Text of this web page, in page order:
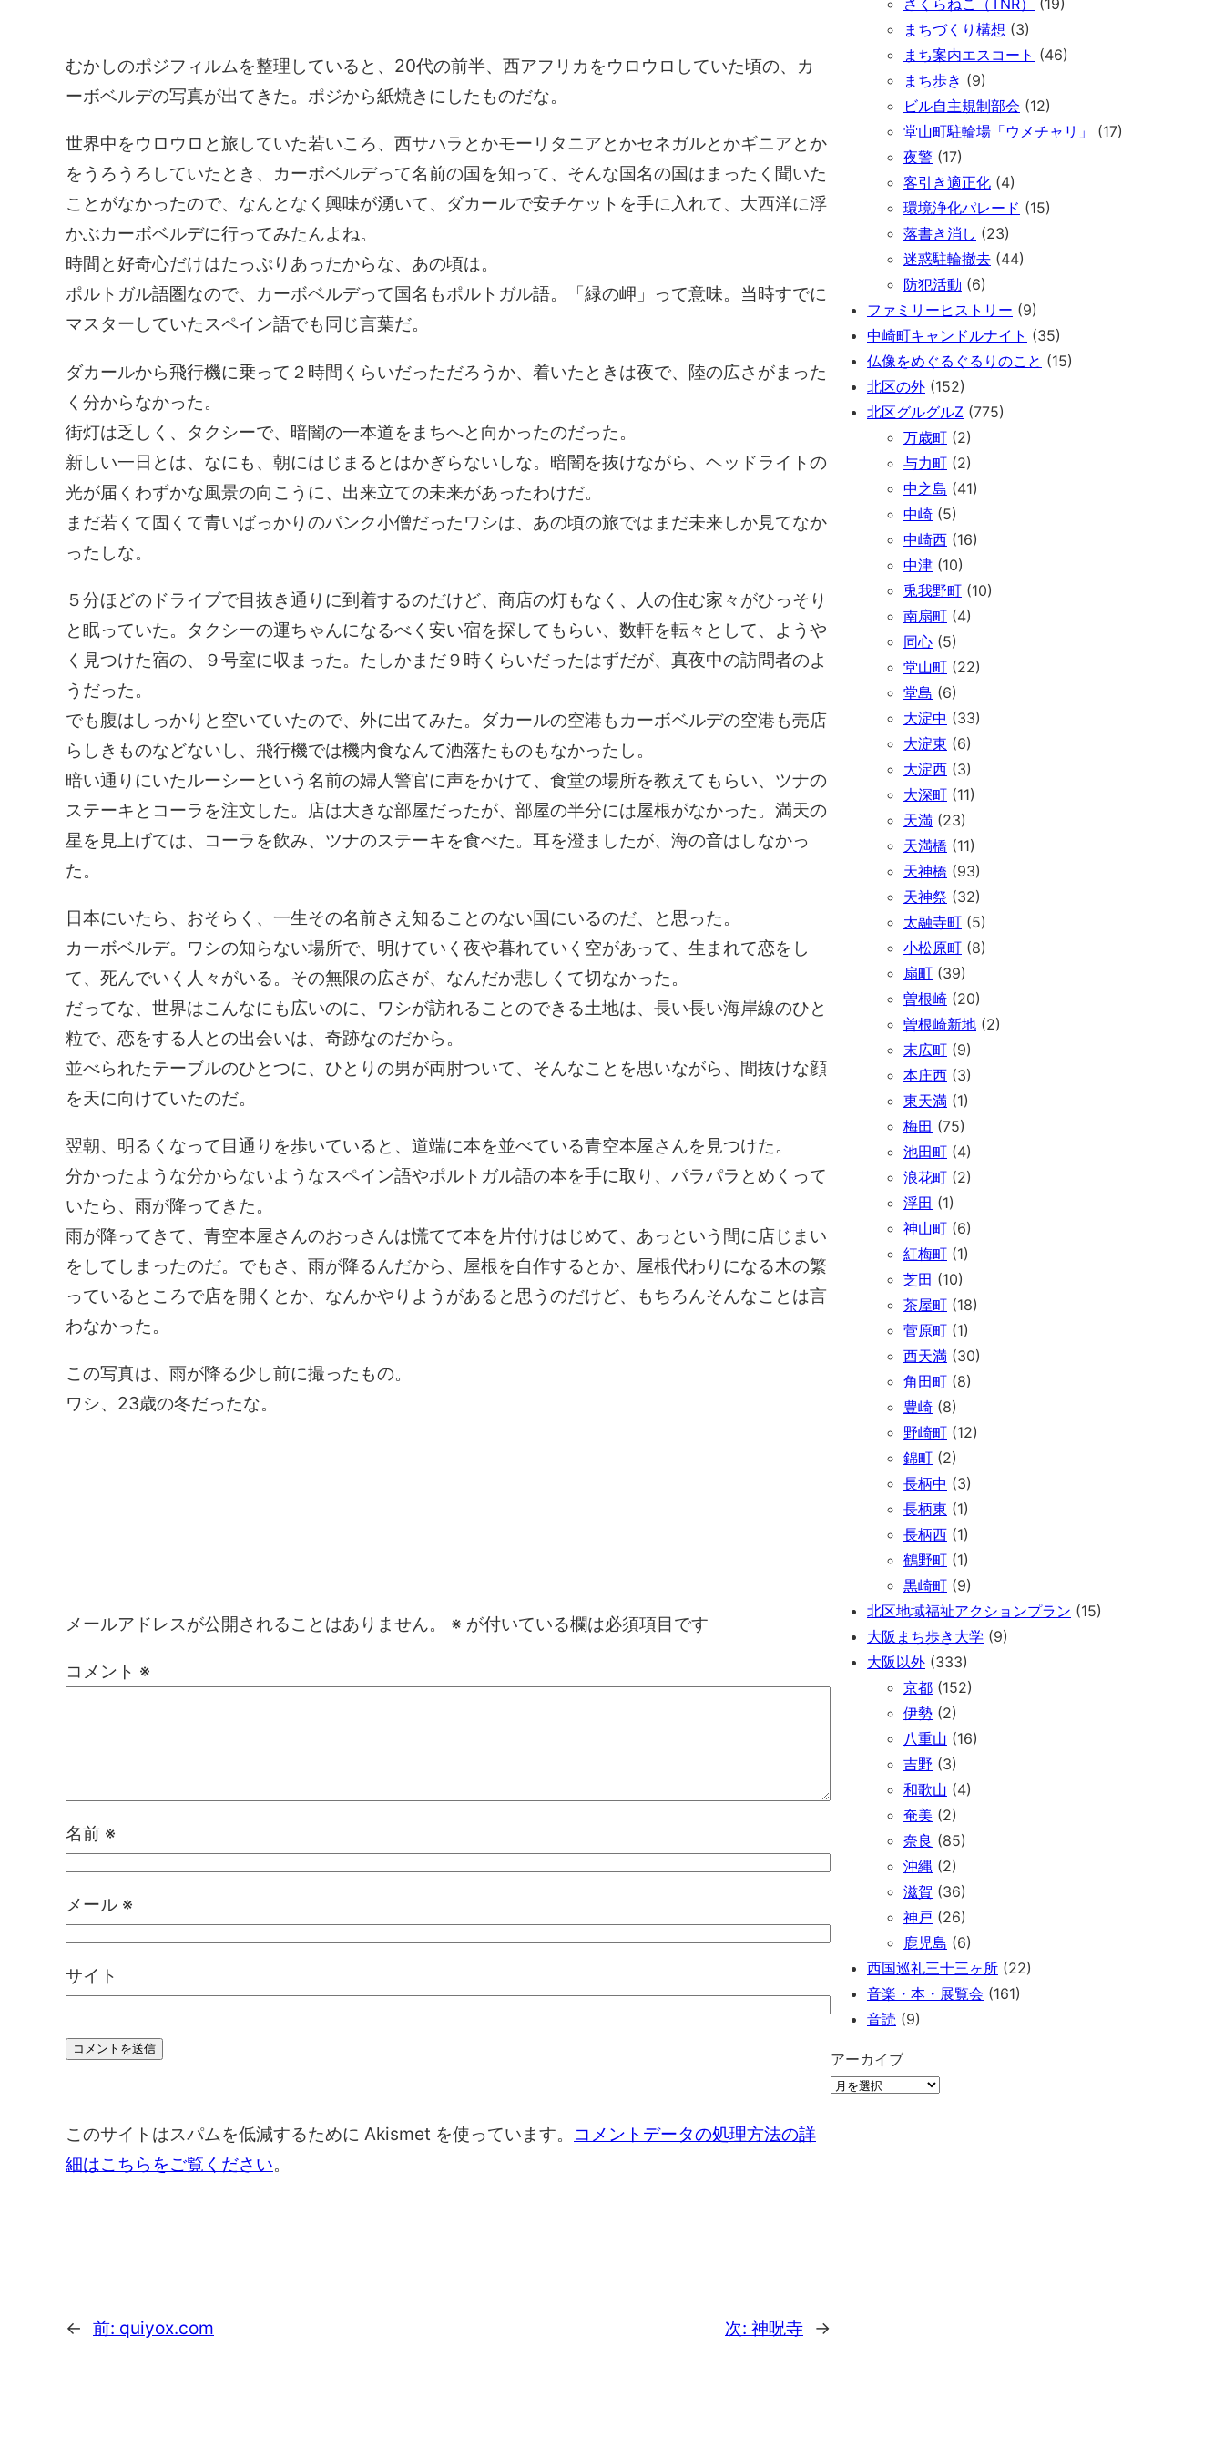
むかしのポジフィルムを整理していると、20代の前半、西アフリカをウロウロしていた頃の、カ
ーボベルデの写真が出てきた。ポジから紙焼きにしたものだな。
世界中をウロウロと旅していた若いころ、西サハラとかモーリタニアとかセネガルとかギニアとか
をうろうろしていたとき、カーボベルデって名前の国を知って、そんな国名の国はまったく聞いた
ことがなかったので、なんとなく興味が湧いて、ダカールで安チケットを手に入れて、大西洋に浮
かぶカーボベルデに行ってみたんよね。
時間と好奇心だけはたっぷりあったからな、あの頃は。
ポルトガル語圏なので、カーボベルデって国名もポルトガル語。「緑の岬」って意味。当時すでに
マスターしていたスペイン語でも同じ言葉だ。
ダカールから飛行機に乗って２時間くらいだっただろうか、着いたときは夜で、陸の広さがまった
く分からなかった。
街灯は乏しく、タクシーで、暗闇の一本道をまちへと向かったのだった。
新しい一日とは、なにも、朝にはじまるとはかぎらないしな。暗闇を抜けながら、ヘッドライトの
光が届くわずかな風景の向こうに、出来立ての未来があったわけだ。
まだ若くて固くて青いばっかりのパンク小僧だったワシは、あの頃の旅ではまだ未来しか見てなか
ったしな。
５分ほどのドライブで目抜き通りに到着するのだけど、商店の灯もなく、人の住む家々がひっそり
と眠っていた。タクシーの運ちゃんになるべく安い宿を探してもらい、数軒を転々として、ようや
く見つけた宿の、９号室に収まった。たしかまだ９時くらいだったはずだが、真夜中の訪問者のよ
うだった。
でも腹はしっかりと空いていたので、外に出てみた。ダカールの空港もカーボベルデの空港も売店
らしきものなどないし、飛行機では機内食なんて洒落たものもなかったし。
暗い通りにいたルーシーという名前の婦人警官に声をかけて、食堂の場所を教えてもらい、ツナの
ステーキとコーラを注文した。店は大きな部屋だったが、部屋の半分には屋根がなかった。満天の
星を見上げては、コーラを飲み、ツナのステーキを食べた。耳を澄ましたが、海の音はしなかっ
た。
日本にいたら、おそらく、一生その名前さえ知ることのない国にいるのだ、と思った。
カーボベルデ。ワシの知らない場所で、明けていく夜や暮れていく空があって、生まれて恋をし
て、死んでいく人々がいる。その無限の広さが、なんだか悲しくて切なかった。
だってな、世界はこんなにも広いのに、ワシが訪れることのできる土地は、長い長い海岸線のひと
粒で、恋をする人との出会いは、奇跡なのだから。
並べられたテーブルのひとつに、ひとりの男が両肘ついて、そんなことを思いながら、間抜けな顔
を天に向けていたのだ。
翌朝、明るくなって目通りを歩いていると、道端に本を並べている青空本屋さんを見つけた。
分かったような分からないようなスペイン語やポルトガル語の本を手に取り、パラパラとめくって
いたら、雨が降ってきた。
雨が降ってきて、青空本屋さんのおっさんは慌てて本を片付けはじめて、あっという間に店じまい
をしてしまったのだ。でもさ、雨が降るんだから、屋根を自作するとか、屋根代わりになる木の繁
っているところで店を開くとか、なんかやりようがあると思うのだけど、もちろんそんなことは言
わなかった。
この写真は、雨が降る少し前に撮ったもの。
ワシ、23歳の冬だったな。
メールアドレスが公開されることはありません。 ※ が付いている欄は必須項目です
コメント ※
名前 ※
メール ※
サイト
このサイトはスパムを低減するために Akismet を使っています。
コメントデータの処理方法の詳
細はこちらをご覧ください。
← 前: quiyox.com 次: 神呪寺 →
さくらねこ（TNR）
(19)
まちづくり構想 (3)
まち案内エスコート (46)
まち歩き (9)
ビル自主規制部会 (12)
堂山町駐輪場「ウメチャリ」
(17)
夜警 (17)
客引き適正化 (4)
環境浄化パレード (15)
落書き消し (23)
迷惑駐輪撤去 (44)
防犯活動 (6)
ファミリーヒストリー (9)
中崎町キャンドルナイト (35)
仏像をめぐるぐるりのこと (15)
北区の外 (152)
北区グルグルZ (775)
万歳町 (2)
与力町 (2)
中之島 (41)
中崎 (5)
中崎西 (16)
中津 (10)
兎我野町 (10)
南扇町 (4)
同心 (5)
堂山町 (22)
堂島 (6)
大淀中 (33)
大淀東 (6)
大淀西 (3)
大深町 (11)
天満 (23)
天満橋 (11)
天神橋 (93)
天神祭 (32)
太融寺町 (5)
小松原町 (8)
扇町 (39)
曽根崎 (20)
曽根崎新地 (2)
末広町 (9)
本庄西 (3)
東天満 (1)
梅田 (75)
池田町 (4)
浪花町 (2)
浮田 (1)
神山町 (6)
紅梅町 (1)
芝田 (10)
茶屋町 (18)
菅原町 (1)
西天満 (30)
角田町 (8)
豊崎 (8)
野崎町 (12)
錦町 (2)
長柄中 (3)
長柄東 (1)
長柄西 (1)
鶴野町 (1)
黒崎町 (9)
北区地域福祉アクションプラン (15)
大阪まち歩き大学 (9)
大阪以外 (333)
京都 (152)
伊勢 (2)
八重山 (16)
吉野 (3)
和歌山 (4)
奄美 (2)
奈良 (85)
沖縄 (2)
滋賀 (36)
神戸 (26)
鹿児島 (6)
西国巡礼三十三ヶ所 (22)
音楽・本・展覧会 (161)
音読 (9)
アーカイブ